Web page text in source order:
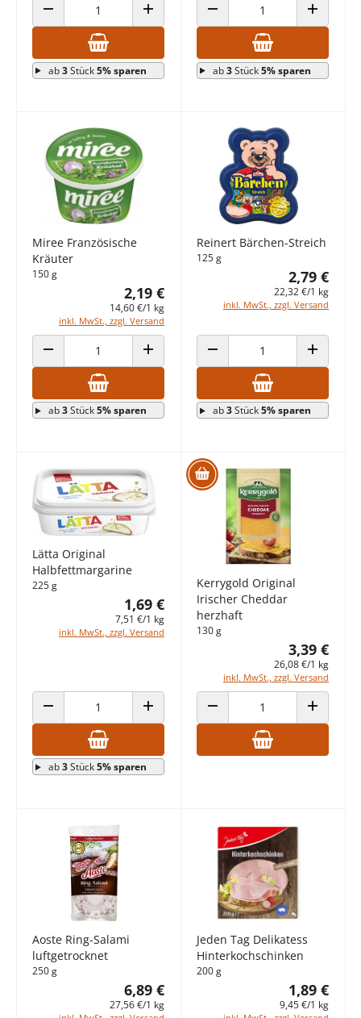
ANZAHL VERRINGERN ANZAHL ERHÖHEN
ab3Stück5% sparen
ANZAHL VERRINGERN ANZAHL
ab3Stück5% sparen
Miree Französische
Kräuter
150 g
2,19 €
14,60 €/1 kg
inkl. MwSt., zzgl. Versand
ANZAHL VERRINGERN ANZAHL ERHÖHEN
ab3Stück5% sparen
Reinert Bärchen-Streich
125 g
2,79 €
22,32 €/1 kg
inkl. MwSt., zzgl. Versand
ANZAHL VERRINGERN ANZAHL
ab3Stück5% sparen
Lätta Original
Halbfettmargarine
225 g
1,69 €
7,51 €/1 kg
inkl. MwSt., zzgl. Versand
ANZAHL VERRINGERN ANZAHL ERHÖHEN
ab3Stück5% sparen
Kerrygold Original
Irischer Cheddar
herzhaft
130 g
3,39 €
26,08 €/1 kg
inkl. MwSt., zzgl. Versand
ANZAHL VERRINGERN ANZAHL
Aoste Ring-Salami
luftgetrocknet
250 g
6,89 €
27,56 €/1 kg
Jeden Tag Delikatess
Hinterkochschinken
200 g
1,89 €
9,45 €/1 kg